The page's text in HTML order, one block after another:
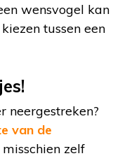
wensvogel kan
tussen een
neergestreken?
van de
zelf